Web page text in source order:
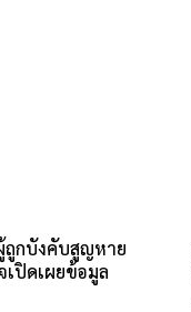
ถูกบังคับสูญหาย
เปิดเผยข้อมูล